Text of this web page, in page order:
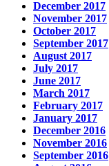
December 2017
November 2017
October 2017
September 2017
August 2017
July 2017
June 2017
March 2017
February 2017
January 2017
December 2016
November 2016
September 2016